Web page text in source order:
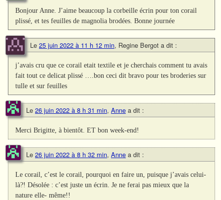
Bonjour Anne. J’aime beaucoup la corbeille écrin pour ton corail
plissé, et tes feuilles de magnolia brodées. Bonne journée
Le 25 juin 2022 à 11 h 12 min, Regine Bergot a dit :
j’avais cru que ce corail etait textile et je cherchais comment tu avais
fait tout ce delicat plissé ….bon ceci dit bravo pour tes broderies sur
tulle et sur feuilles
Le 26 juin 2022 à 8 h 31 min, Anne a dit :
Merci Brigitte, à bientôt. ET bon week-end!
Le 26 juin 2022 à 8 h 32 min, Anne a dit :
Le corail, c’est le corail, pourquoi en faire un, puisque j’avais celui-
là?! Désolée : c’est juste un écrin. Je ne ferai pas mieux que la
nature elle- même!!